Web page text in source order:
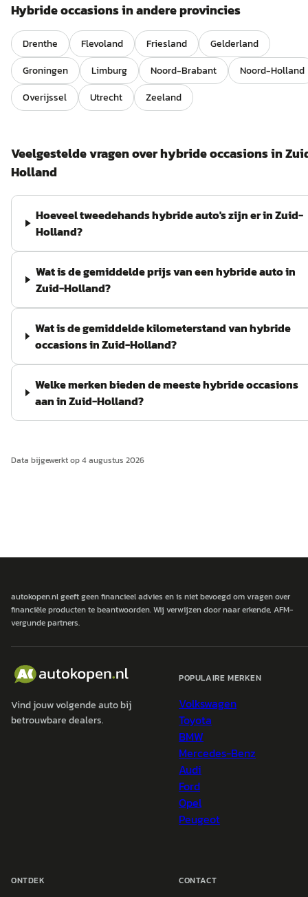
Hybrideoccasions in andere provincies
Drenthe Flevoland Friesland
Gelderland
Groningen
Limburg Noord-Brabant
Noord-Holland
Overijssel
Utrecht Zeeland
Veelgestelde vragen overhybrideoccasions in
Holland
Hoeveel tweedehands hybride auto's zijn er in Zuid-
Holland?
Wat is de gemiddelde prijs van een hybride auto in
Zuid-Holland?
Wat is de gemiddelde kilometerstand van hybride
occasions in Zuid-Holland?
Welke merken bieden de meeste hybride occasions
aan in Zuid-Holland?
Data bijgewerkt op4 augustus 2026
autokopen.nl geeft geen financieel advies en is niet bevoegd om vragen over
financiële producten te beantwoorden. Wij verwijzen door naar erkende, AFM-
vergunde partners.
Vind jouw volgende auto bij
betrouwbare dealers.
POPULAIRE MERKEN
Volkswagen
Toyota
BMW
Mercedes-Benz
Audi
Ford
Opel
Peugeot
ONTDEK CONTACT